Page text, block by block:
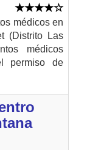
médicos en
(Distrito Las
médicos
permiso de